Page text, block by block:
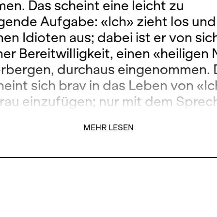
Das scheint eine leicht zu
Aufgabe: «Ich» zieht los
Idioten aus; dabei ist er von
Bereitwilligkeit, einen «heiligen
durchaus eingenommen.
sich brav in das Leben von
einzufügen; nur mit dem
Als dann der Idiot eines Tages
Gewalt, Sex und Anarchie. 1992
MEHR LESEN